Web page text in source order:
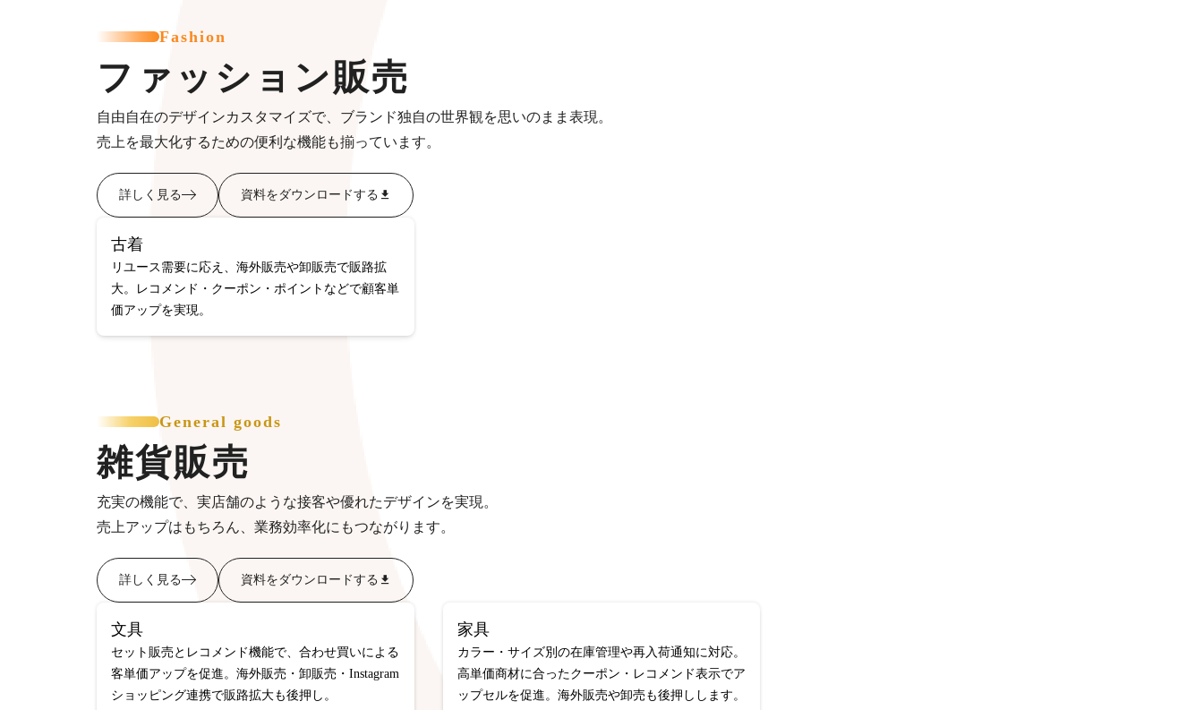
Fashion
ファッション販売
自由自在のデザインカスタマイズで、ブランド独自の世界観を思いのまま表現。
売上を最大化するための便利な機能も揃っています。
詳しく見る 資料をダウンロードする
古着
リユース需要に応え、海外販売や卸販売で販路拡
大。レコメンド・クーポン・ポイントなどで顧客単
価アップを実現。
General goods
雑貨販売
充実の機能で、実店舗のような接客や優れたデザインを実現。
売上アップはもちろん、業務効率化にもつながります。
詳しく見る 資料をダウンロードする
文具
セット販売とレコメンド機能で、合わせ買いによる
客単価アップを促進。海外販売・卸販売・Instagram
ショッピング連携で販路拡大も後押し。
家具
カラー・サイズ別の在庫管理や再入荷通知に対応。
高単価商材に合ったクーポン・レコメンド表示でア
ップセルを促進。海外販売や卸売も後押しします。